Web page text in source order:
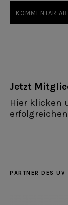
Jetzt
Hier klicken
PARTNER DES UV